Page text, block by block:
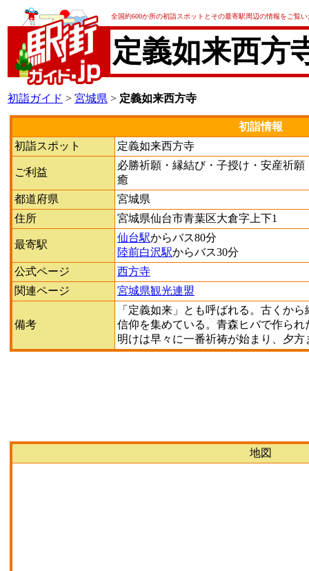
全国約600か所の初詣スポットとその最寄駅周辺の情報をご覧
定義如来西方
初詣ガイド > 宮城県 > 定義如来西方寺
初詣情報
初詣スポット
定義如来西方寺
ご利益
必勝祈願・縁結び・子授け・安産祈
癒
都道府県
宮城県
住所
宮城県仙台市青葉区大倉字上下1
最寄駅
仙台駅からバス80分
陸前白沢駅からバス30分
公式ページ
西方寺
関連ページ
宮城県観光連盟
備考
「定義如来」とも呼ばれる。古くか
信仰を集めている。青森ヒバで作ら
明けは早々に一番祈祷が始まり、夕
地図